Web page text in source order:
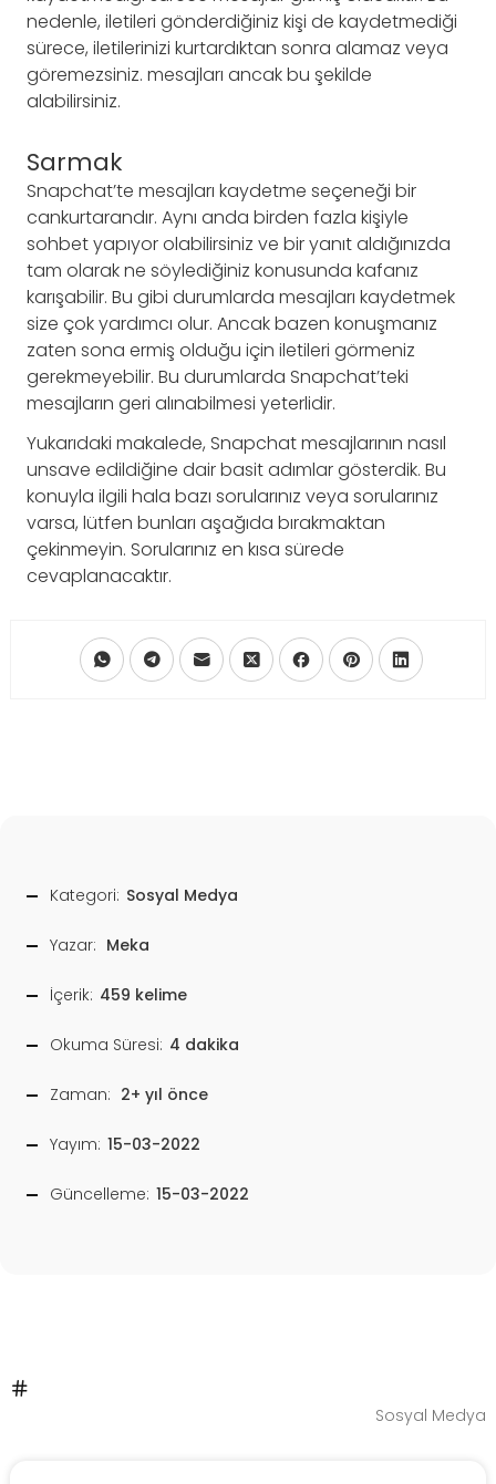
nedenle, iletileri gönderdiğiniz kişi de kaydetmediği
sürece, iletilerinizi kurtardıktan sonra alamaz veya
göremezsiniz. mesajları ancak bu şekilde
alabilirsiniz.
Sarmak
Snapchat’te mesajları kaydetme seçeneği bir
cankurtarandır. Aynı anda birden fazla kişiyle
sohbet yapıyor olabilirsiniz ve bir yanıt aldığınızda
tam olarak ne söylediğiniz konusunda kafanız
karışabilir. Bu gibi durumlarda mesajları kaydetmek
size çok yardımcı olur. Ancak bazen konuşmanız
zaten sona ermiş olduğu için iletileri görmeniz
gerekmeyebilir. Bu durumlarda Snapchat’teki
mesajların geri alınabilmesi yeterlidir.
Yukarıdaki makalede, Snapchat mesajlarının nasıl
unsave edildiğine dair basit adımlar gösterdik. Bu
konuyla ilgili hala bazı sorularınız veya sorularınız
varsa, lütfen bunları aşağıda bırakmaktan
çekinmeyin. Sorularınız en kısa sürede
cevaplanacaktır.
Kategori: Sosyal Medya
Yazar: Meka
İçerik: 459 kelime
Okuma Süresi: 4 dakika
Zaman: 2+ yıl önce
Yayım: 15-03-2022
Güncelleme: 15-03-2022
Sosyal Medya